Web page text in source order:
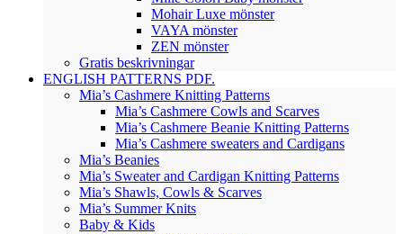
Mohair Luxe mönster
VAYA mönster
ZEN mönster
Gratis beskrivningar
ENGLISH PATTERNS PDF.
Mia’s Cashmere Knitting Patterns
Mia’s Cashmere Cowls and Scarves
Mia’s Cashmere Beanie Knitting Patterns
Mia’s Cashmere sweaters and Cardigans
Mia’s Beanies
Mia’s Sweater and Cardigan Knitting Patterns
Mia’s Shawls, Cowls & Scarves
Mia’s Summer Knits
Baby & Kids